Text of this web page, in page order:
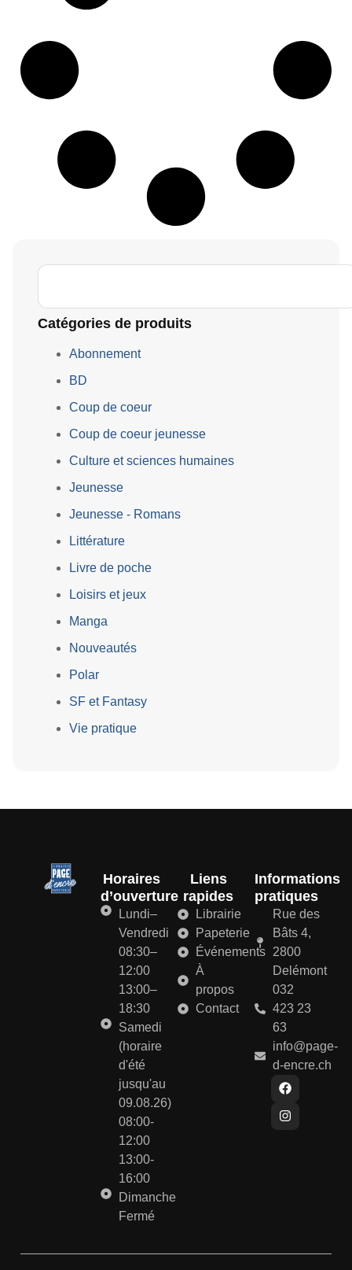
Catégories de produits
Abonnement
BD
Coup de coeur
Coup de coeur jeunesse
Culture et sciences humaines
Jeunesse
Jeunesse - Romans
Littérature
Livre de poche
Loisirs et jeux
Manga
Nouveautés
Polar
SF et Fantasy
Vie pratique
Horaires
d’ouverture
Lundi–
Vendredi
08:30–
12:00
13:00–
18:30
Samedi
(horaire
d'été
jusqu'au
09.08.26)
08:00-
12:00
13:00-
16:00
Dimanche
Fermé
Liens
rapides
Librairie
Papeterie
Événements
À
propos
Contact
Informations
pratiques
Rue des
Bâts 4,
2800
Delémont
032
423 23
63
info@page-
d-encre.ch